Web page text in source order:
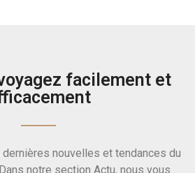
facilement et
nouvelles et tendances du
notre section Actu, nous vous